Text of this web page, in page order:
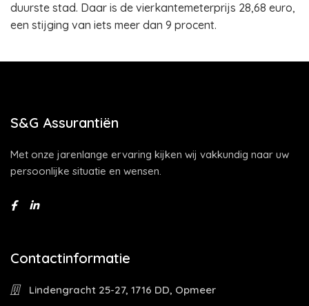
duurste stad. Daar is de vierkantemeterprijs 28,68 euro,
een stijging van iets meer dan 9 procent.
S&G Assurantiën
Met onze jarenlange ervaring kijken wij vakkundig naar uw
persoonlijke situatie en wensen.
Contactinformatie
Lindengracht 25-27, 1716 DD, Opmeer